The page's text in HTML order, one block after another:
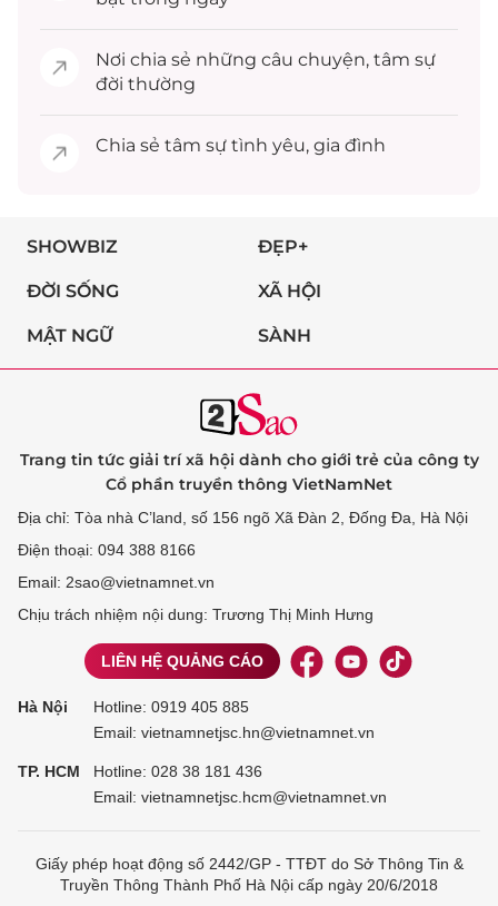
Nơi chia sẻ những câu chuyện, tâm sự
đời thường
Chia sẻ tâm sự tình yêu, gia đình
SHOWBIZ ĐẸP+
ĐỜI SỐNG XÃ HỘI
MẬT NGỮ SÀNH
Trang tin tức giải trí xã hội dành cho giới trẻ của công ty
Cổ phần truyền thông VietNamNet
Địa chỉ: Tòa nhà C’land, số 156 ngõ Xã Đàn 2, Đống Đa, Hà Nội
Điện thoại: 094 388 8166
Email: 2sao@vietnamnet.vn
Chịu trách nhiệm nội dung: Trương Thị Minh Hưng
LIÊN HỆ QUẢNG CÁO
Hà Nội Hotline: 0919 405 885
Email: vietnamnetjsc.hn@vietnamnet.vn
TP. HCM Hotline: 028 38 181 436
Email: vietnamnetjsc.hcm@vietnamnet.vn
Giấy phép hoạt động số 2442/GP - TTĐT do Sở Thông Tin &
Truyền Thông Thành Phố Hà Nội cấp ngày 20/6/2018